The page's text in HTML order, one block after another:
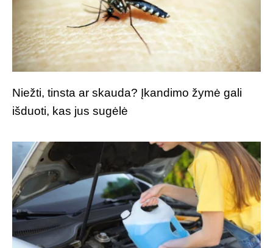
Niežti, tinsta ar skauda? Įkandimo žymė gali
išduoti, kas jus sugėlė